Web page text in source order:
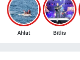
Ahlat Bitlis
Bölge
Çevre
Bitlis Trafik
Süper Lig